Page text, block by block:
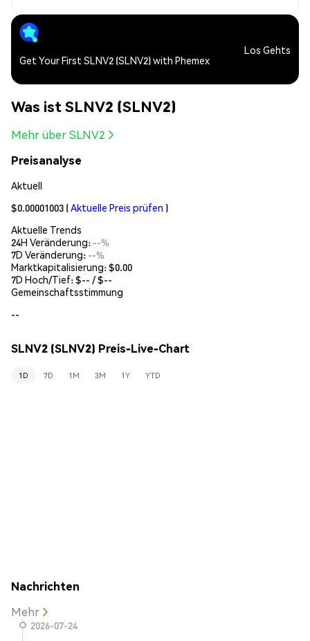
Get Your First SLNV2 (SLNV2) with Phemex
Los Gehts
Was ist SLNV2 (SLNV2)
Mehr über SLNV2
Preisanalyse
Aktuell
$0.00001003 (Aktuelle Preis prüfen )
Aktuelle Trends
24H Veränderung: --%
7D Veränderung: --%
Marktkapitalisierung:$0.00
7D Hoch/Tief: $-- / $--
Gemeinschaftsstimmung
--
SLNV2 (SLNV2) Preis-Live-Chart
1D 7D 1M 3M 1Y YTD
Nachrichten
Mehr
2026-07-24